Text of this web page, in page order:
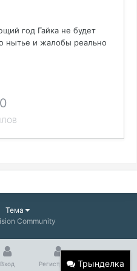
год Гайка не будет
нытье и жалобы реально
0
Трынделка
Тема
Community
Вход Регистрация Больше